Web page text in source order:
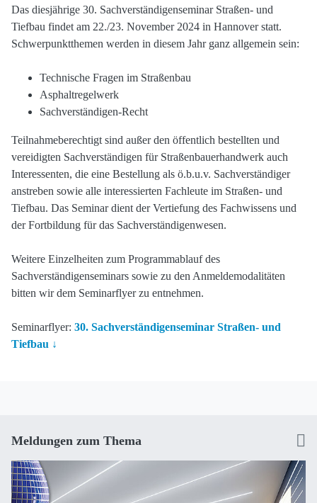
Das diesjährige 30. Sachverständigenseminar Straßen- und
Tiefbau findet am 22./23. November 2024 in Hannover statt.
Schwerpunktthemen werden in diesem Jahr ganz allgemein sein:
Technische Fragen im Straßenbau
Asphaltregelwerk
Sachverständigen-Recht
Teilnahmeberechtigt sind außer den öffentlich bestellten und
vereidigten Sachverständigen für Straßenbauerhandwerk auch
Interessenten, die eine Bestellung als ö.b.u.v. Sachverständiger
anstreben sowie alle interessierten Fachleute im Straßen- und
Tiefbau. Das Seminar dient der Vertiefung des Fachwissens und
der Fortbildung für das Sachverständigenwesen.
Weitere Einzelheiten zum Programmablauf des
Sachverständigenseminars sowie zu den Anmeldemodalitäten
bitten wir dem Seminarflyer zu entnehmen.
Seminarflyer: 30. Sachverständigenseminar Straßen- und
Tiefbau
Meldungen zum Thema